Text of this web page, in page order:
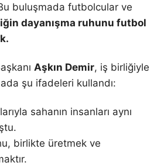
buluşmada futbolcular ve
dayanışma ruhunu futbol
Aşkın Demir, iş birliğiyle
şu ifadeleri kullandı:
sahanın insanları aynı
birlikte üretmek ve